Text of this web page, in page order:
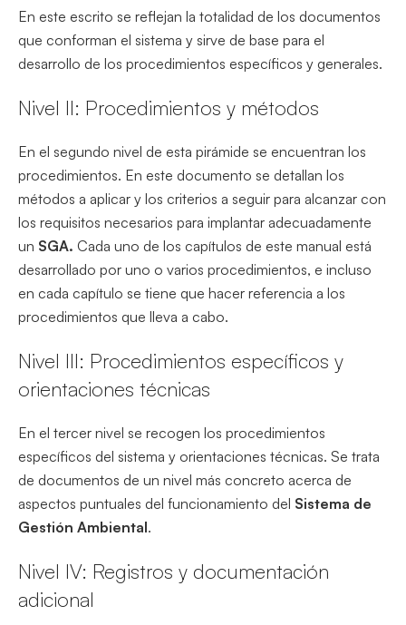
En este escrito se reflejan la totalidad de los documentos
que conforman el sistema y sirve de base para el
desarrollo de los procedimientos específicos y generales.
Nivel II: Procedimientos y métodos
En el segundo nivel de esta pirámide se encuentran los
procedimientos. En este documento se detallan los
métodos a aplicar y los criterios a seguir para alcanzar con
los requisitos necesarios para implantar adecuadamente
un SGA. Cada uno de los capítulos de este manual está
desarrollado por uno o varios procedimientos, e incluso
en cada capítulo se tiene que hacer referencia a los
procedimientos que lleva a cabo.
Nivel III: Procedimientos específicos y
orientaciones técnicas
En el tercer nivel se recogen los procedimientos
específicos del sistema y orientaciones técnicas. Se trata
de documentos de un nivel más concreto acerca de
aspectos puntuales del funcionamiento del Sistema de
Gestión Ambiental.
Nivel IV: Registros y documentación
adicional